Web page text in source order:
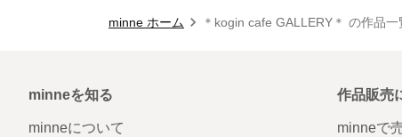
minne ホーム ＊kogin cafe GALLERY＊ の作品一
minneを知る
minneについて
作品販売
minneで